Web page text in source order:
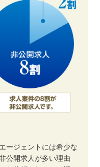
ージェントには希少な
公開求人が多い理由